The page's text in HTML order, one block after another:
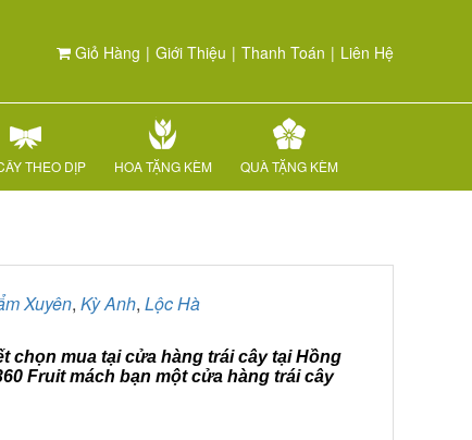
Giỏ Hàng | Giới Thiệu | Thanh Toán | Liên Hệ
THEO DỊP HOA TẶNG KÈM QUÀ TẶNG KÈM
Xuyên, Kỳ Anh, Lộc Hà
chọn mua tại cửa hàng trái cây tại Hồng
Fruit mách bạn một cửa hàng trái cây